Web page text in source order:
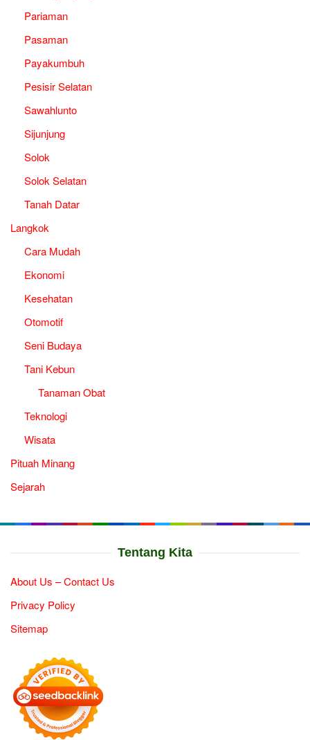
Pariaman
Pasaman
Payakumbuh
Pesisir Selatan
Sawahlunto
Sijunjung
Solok
Solok Selatan
Tanah Datar
Langkok
Cara Mudah
Ekonomi
Kesehatan
Otomotif
Seni Budaya
Tani Kebun
Tanaman Obat
Teknologi
Wisata
Pituah Minang
Sejarah
Tentang Kita
About Us – Contact Us
Privacy Policy
Sitemap